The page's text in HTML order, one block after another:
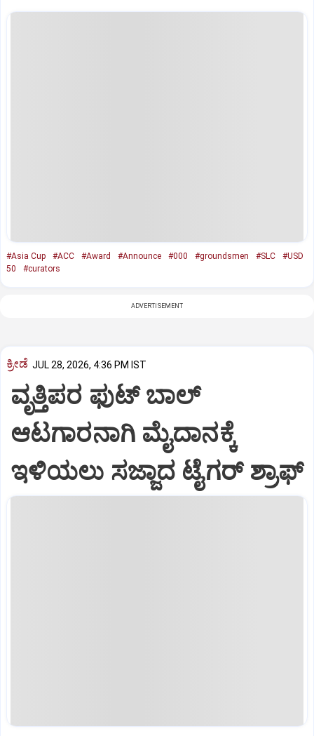
#Asia Cup #ACC #Award #Announce #000 #groundsmen #SLC
#USD
50
#curators
ADVERTISEMENT
ಕ್ರೀಡೆ JUL 28, 2026, 4:36 PM IST
ವೃತ್ತಿಪರ ಫುಟ್‌ ಬಾಲ್
ಆಟಗಾರನಾಗಿ ಮೈದಾನಕ್ಕೆ
ಇಳಿಯಲು ಸಜ್ಜಾದ ಟೈಗರ್‌ ಶ್ರಾಫ್